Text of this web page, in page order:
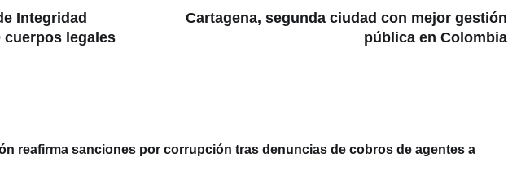
Integridad
cuerpos legales
Cartagena, segunda ciudad con mejor gestión
pública en Colombia
reafirma sanciones por corrupción tras denuncias de cobros de agentes a